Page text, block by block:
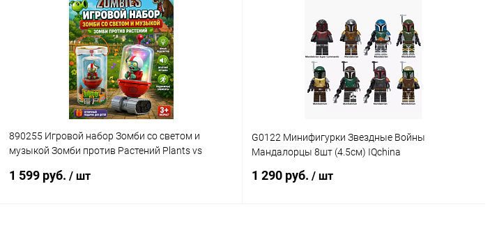
Купить в 1 клик Сравнение
В избранное В наличии
Купить в 1 клик Сравнение
В избранное В наличии
890255 Игровой набор Зомби со светом и
музыкой Зомби против Растений Plants vs
1 599 руб. / шт
G0122 Минифигурки Звездные Войны
Мандалорцы 8шт (4.5см) IQchina
1 290 руб. / шт